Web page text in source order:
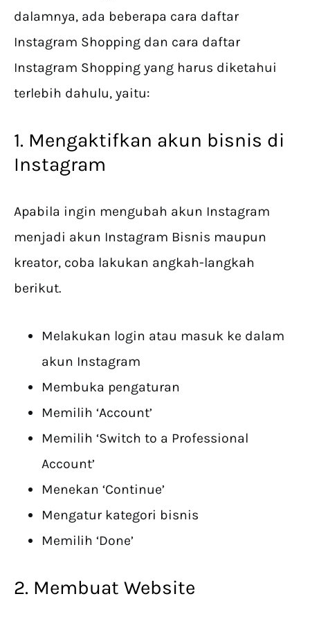
dalamnya, ada beberapa cara daftar
Instagram Shopping dan cara daftar
Instagram Shopping yang harus diketahui
terlebih dahulu, yaitu:
1. Mengaktifkan akun bisnis di
Instagram
Apabila ingin mengubah akun Instagram
menjadi akun Instagram Bisnis maupun
kreator, coba lakukan angkah-langkah
berikut.
Melakukan login atau masuk ke dalam
akun Instagram
Membuka pengaturan
Memilih ‘Account’
Memilih ‘Switch to a Professional
Account’
Menekan ‘Continue’
Mengatur kategori bisnis
Memilih ‘Done’
2. Membuat Website